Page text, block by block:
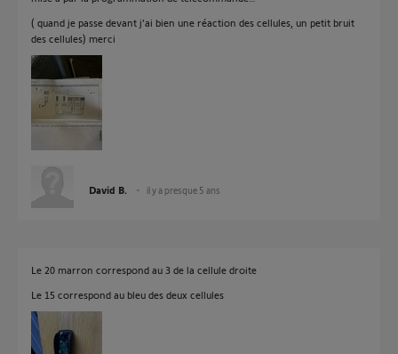
( quand je passe devant j’ai bien une réaction des cellules, un petit bruit
des cellules) merci
David B. il y a presque 5 ans
Le 20 marron correspond au 3 de la cellule droite
Le 15 correspond au bleu des deux cellules